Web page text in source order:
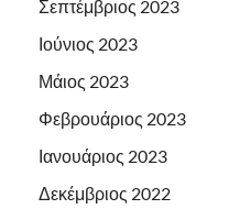
Σεπτέμβριος 2023
Ιούνιος 2023
Μάιος 2023
Φεβρουάριος 2023
Ιανουάριος 2023
Δεκέμβριος 2022